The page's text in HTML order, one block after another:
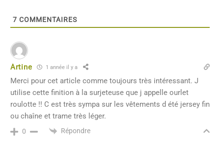
7 COMMENTAIRES
Artine 1 année il y a
Merci pour cet article comme toujours très intéressant. J
utilise cette finition à la surjeteuse que j appelle ourlet
roulotte !! C est très sympa sur les vêtements d été jersey fin
ou chaîne et trame très léger.
0 Répondre